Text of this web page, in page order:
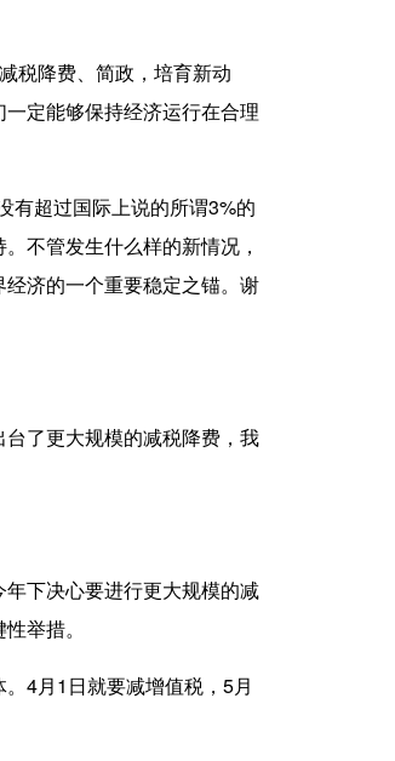
税降费、简政，培育新动
定能够保持经济运行在合理
超过国际上说的所谓3%的
不管发生什么样的新情况，
济的一个重要稳定之锚。谢
了更大规模的减税降费，我
下决心要进行更大规模的减
举措。
4月1日就要减增值税，5月